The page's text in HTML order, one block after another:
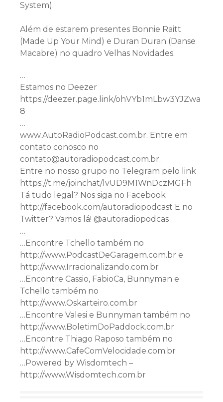
System).
Além de estarem presentes Bonnie Raitt
(Made Up Your Mind) e Duran Duran (Danse
Macabre) no quadro Velhas Novidades.
…
Estamos no Deezer
https://deezer.page.link/ohVYb1mLbw3YJZwa
8
…
www.AutoRadioPodcast.com.br. Entre em
contato conosco no
contato@autoradiopodcast.com.br.
Entre no nosso grupo no Telegram pelo link
https://t.me/joinchat/lvUD9M1WnDczMGFh
Tá tudo legal? Nos siga no Facebook
http://facebook.com/autoradiopodcast E no
Twitter? Vamos lá! @autoradiopodcas
…
…Encontre Tchello também no
http://www.PodcastDeGaragem.com.br e
http://www.Irracionalizando.com.br
…Encontre Cassio, FabioCa, Bunnyman e
Tchello também no
http://www.Oskarteiro.com.br
…Encontre Valesi e Bunnyman também no
http://www.BoletimDoPaddock.com.br
…Encontre Thiago Raposo também no
http://www.CafeComVelocidade.com.br
…Powered by Wisdomtech –
http://www.Wisdomtech.com.br